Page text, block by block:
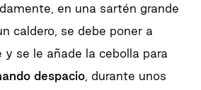
en una sartén grande
caldero, se debe poner a
y se le añade la cebolla para
despacio, durante unos